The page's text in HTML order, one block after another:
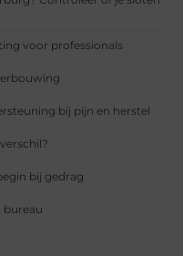
voor professionals
bij pijn en herstel
bij gedrag
bureau